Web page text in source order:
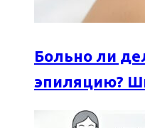
Больно ли
эпиляцию?